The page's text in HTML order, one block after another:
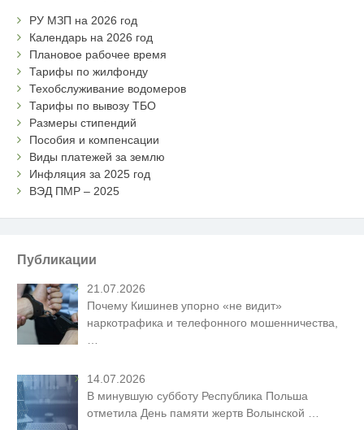
РУ МЗП на 2026 год
Календарь на 2026 год
Плановое рабочее время
Тарифы по жилфонду
Техобслуживание водомеров
Тарифы по вывозу ТБО
Размеры стипендий
Пособия и компенсации
Виды платежей за землю
Инфляция за 2025 год
ВЭД ПМР – 2025
Публикации
21.07.2026
Почему Кишинев упорно «не видит»
наркотрафика и телефонного мошенничества,
14.07.2026
В минувшую субботу Республика Польша
отметила День памяти жертв Волынской …